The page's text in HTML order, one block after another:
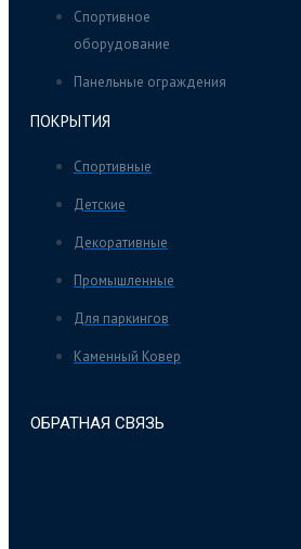
Спортивное
оборудование
Панельные ограждения
ПОКРЫТИЯ
Спортивные
Детские
Декоративные
Промышленные
Для паркингов
Каменный Ковер
ОБРАТНАЯ СВЯЗЬ